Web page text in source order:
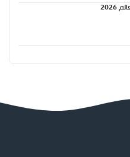
موعد مباراة فرنسا والسنغال في كأس العالم 2026